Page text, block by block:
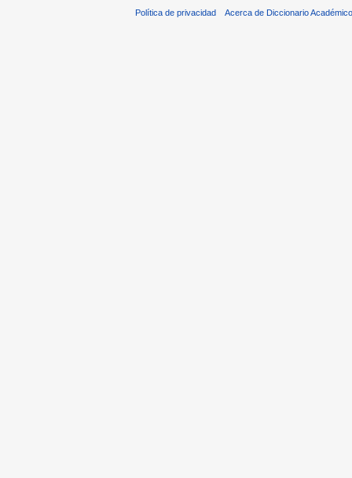
Política de privacidad Acerca de Diccionario